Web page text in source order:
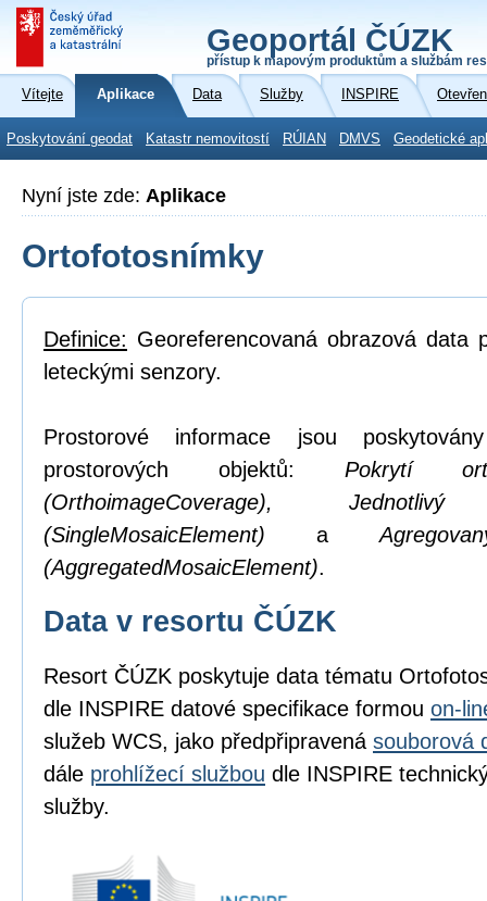
Geoportál ČÚZK
přístup k mapovým produktům a službám
Vítejte Aplikace Data Služby INSPIRE
Poskytování geodat Katastr nemovitostí RÚIAN DMVS Geodetické
Nyní jste zde: Aplikace
Ortofotosnímky
Definice: Georeferencovaná obrazová data
leteckými senzory.
Prostorové informace jsou
prostorových objektů: Pokrytí
(OrthoimageCoverage),
(SingleMosaicElement) a
(AggregatedMosaicElement).
Data v resortu ČÚZK
Resort ČÚZK poskytuje data tématu
dle INSPIRE datové specifikace formou on-
služeb WCS, jako předpřipravená souborová
dále prohlížecí službou dle INSPIRE
služby.